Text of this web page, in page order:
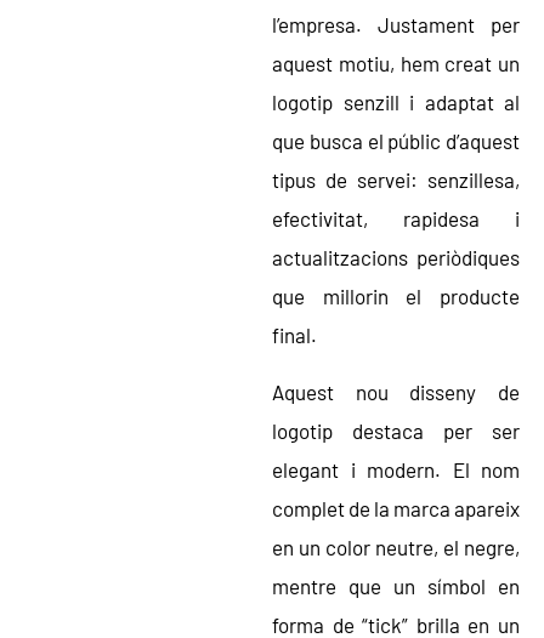
l’empresa. Justament per
aquest motiu, hem creat un
logotip senzill i adaptat al
que busca el públic d’aquest
tipus de servei: senzillesa,
efectivitat, rapidesa i
actualitzacions periòdiques
que millorin el producte
final.
Aquest nou disseny de
logotip destaca per ser
elegant i modern. El nom
complet de la marca apareix
en un color neutre, el negre,
mentre que un símbol en
forma de “tick” brilla en un